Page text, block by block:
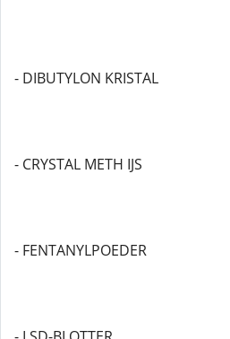
- DIBUTYLON KRISTAL
- CRYSTAL METH IJS
- FENTANYLPOEDER